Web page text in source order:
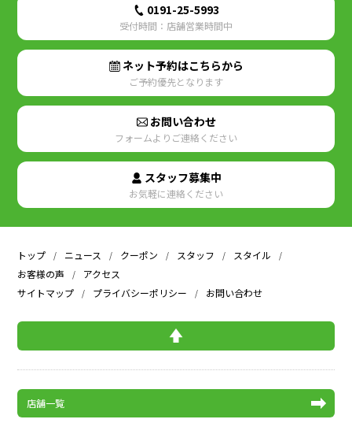
0191-25-5993
受付時間：店舗営業時間中
ネット予約はこちらから
ご予約優先となります
お問い合わせ
フォームよりご連絡ください
スタッフ募集中
お気軽に連絡ください
トップ ニュース クーポン スタッフ
スタイル
お客様の声
アクセス
サイトマップ
プライバシーポリシー お問い合わせ
店舗一覧